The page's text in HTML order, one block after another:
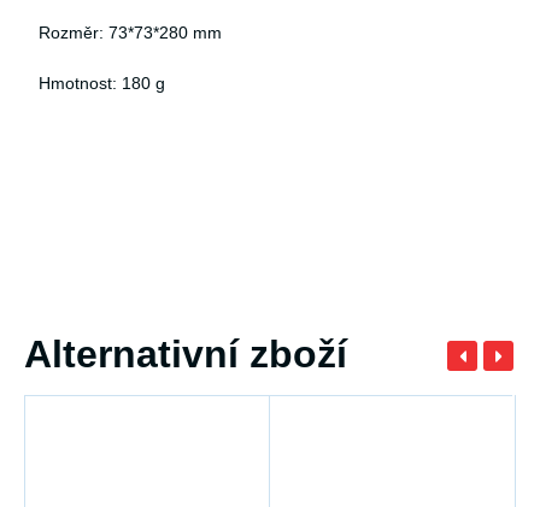
Rozměr: 73*73*280 mm
Hmotnost: 180 g
Alternativní zboží